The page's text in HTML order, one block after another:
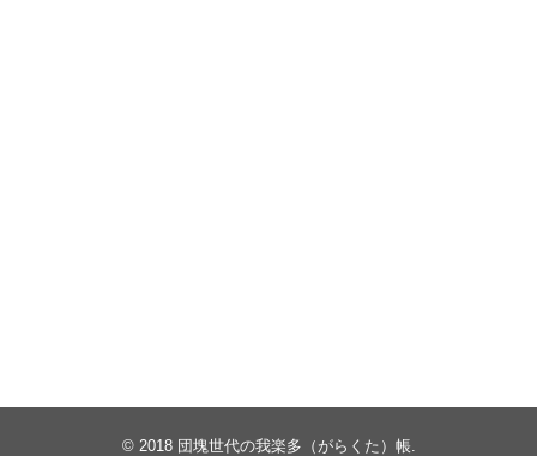
© 2018 団塊世代の我楽多（がらくた）帳.